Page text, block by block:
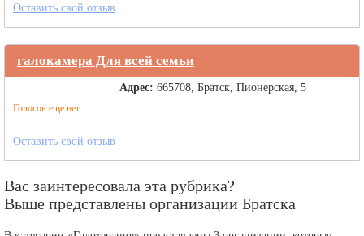
Оставить свой отзыв
галокамера Для всей семьи
Голосов еще нет
Адрес: 665708, Братск, Пионерская, 5
Оставить свой отзыв
Вас заинтересовала эта рубрика?
Выше представлены организации Братска